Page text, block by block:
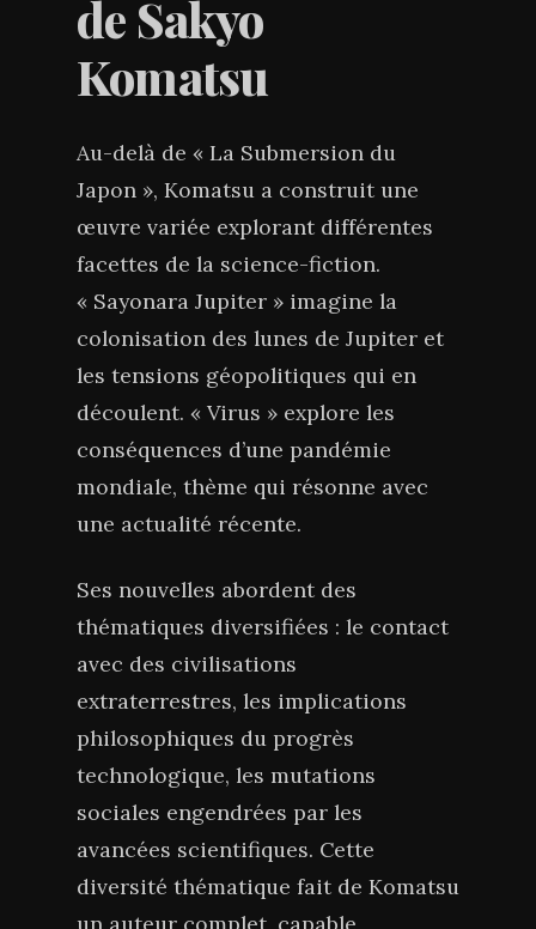
de Sakyo
Komatsu
Au-delà de « La Submersion du
Japon », Komatsu a construit une
œuvre variée explorant différentes
facettes de la science-fiction.
« Sayonara Jupiter » imagine la
colonisation des lunes de Jupiter et
les tensions géopolitiques qui en
découlent. « Virus » explore les
conséquences d’une pandémie
mondiale, thème qui résonne avec
une actualité récente.
Ses nouvelles abordent des
thématiques diversifiées : le contact
avec des civilisations
extraterrestres, les implications
philosophiques du progrès
technologique, les mutations
sociales engendrées par les
avancées scientifiques. Cette
diversité thématique fait de Komatsu